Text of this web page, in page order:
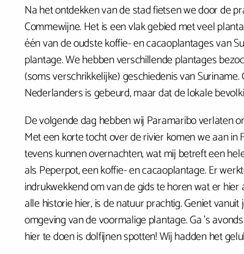
Na het ontdekken van de stad fietsen we door de
Commewijne. Het is een vlak gebied met veel
één van de oudste koffie- en cacaoplantages van
plantage. We hebben verschillende plantages
(soms verschrikkelijke) geschiedenis van
Nederlanders is gebeurd, maar dat de lokale
De volgende dag hebben wij Paramaribo verlaten
Met een korte tocht over de rivier komen we aan
tevens kunnen overnachten, wat mij betreft een
als Peperpot, een koffie- en cacaoplantage. Er
indrukwekkend om van de gids te horen wat er
alle historie hier, is de natuur prachtig. Geniet
omgeving van de voormalige plantage. Ga ’s
hier te doen is dolfijnen spotten! Wij hadden het